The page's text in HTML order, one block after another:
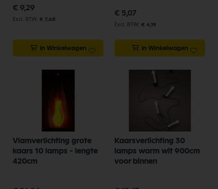
€ 9,29
€ 7,68
In Winkelwagen
€ 5,07
€ 4,19
In Winkelwagen
Vlamverlichting grote
kaars 10 lamps - lengte
420cm
Kaarsverlichting 30
lamps warm wit 900cm
voor binnen